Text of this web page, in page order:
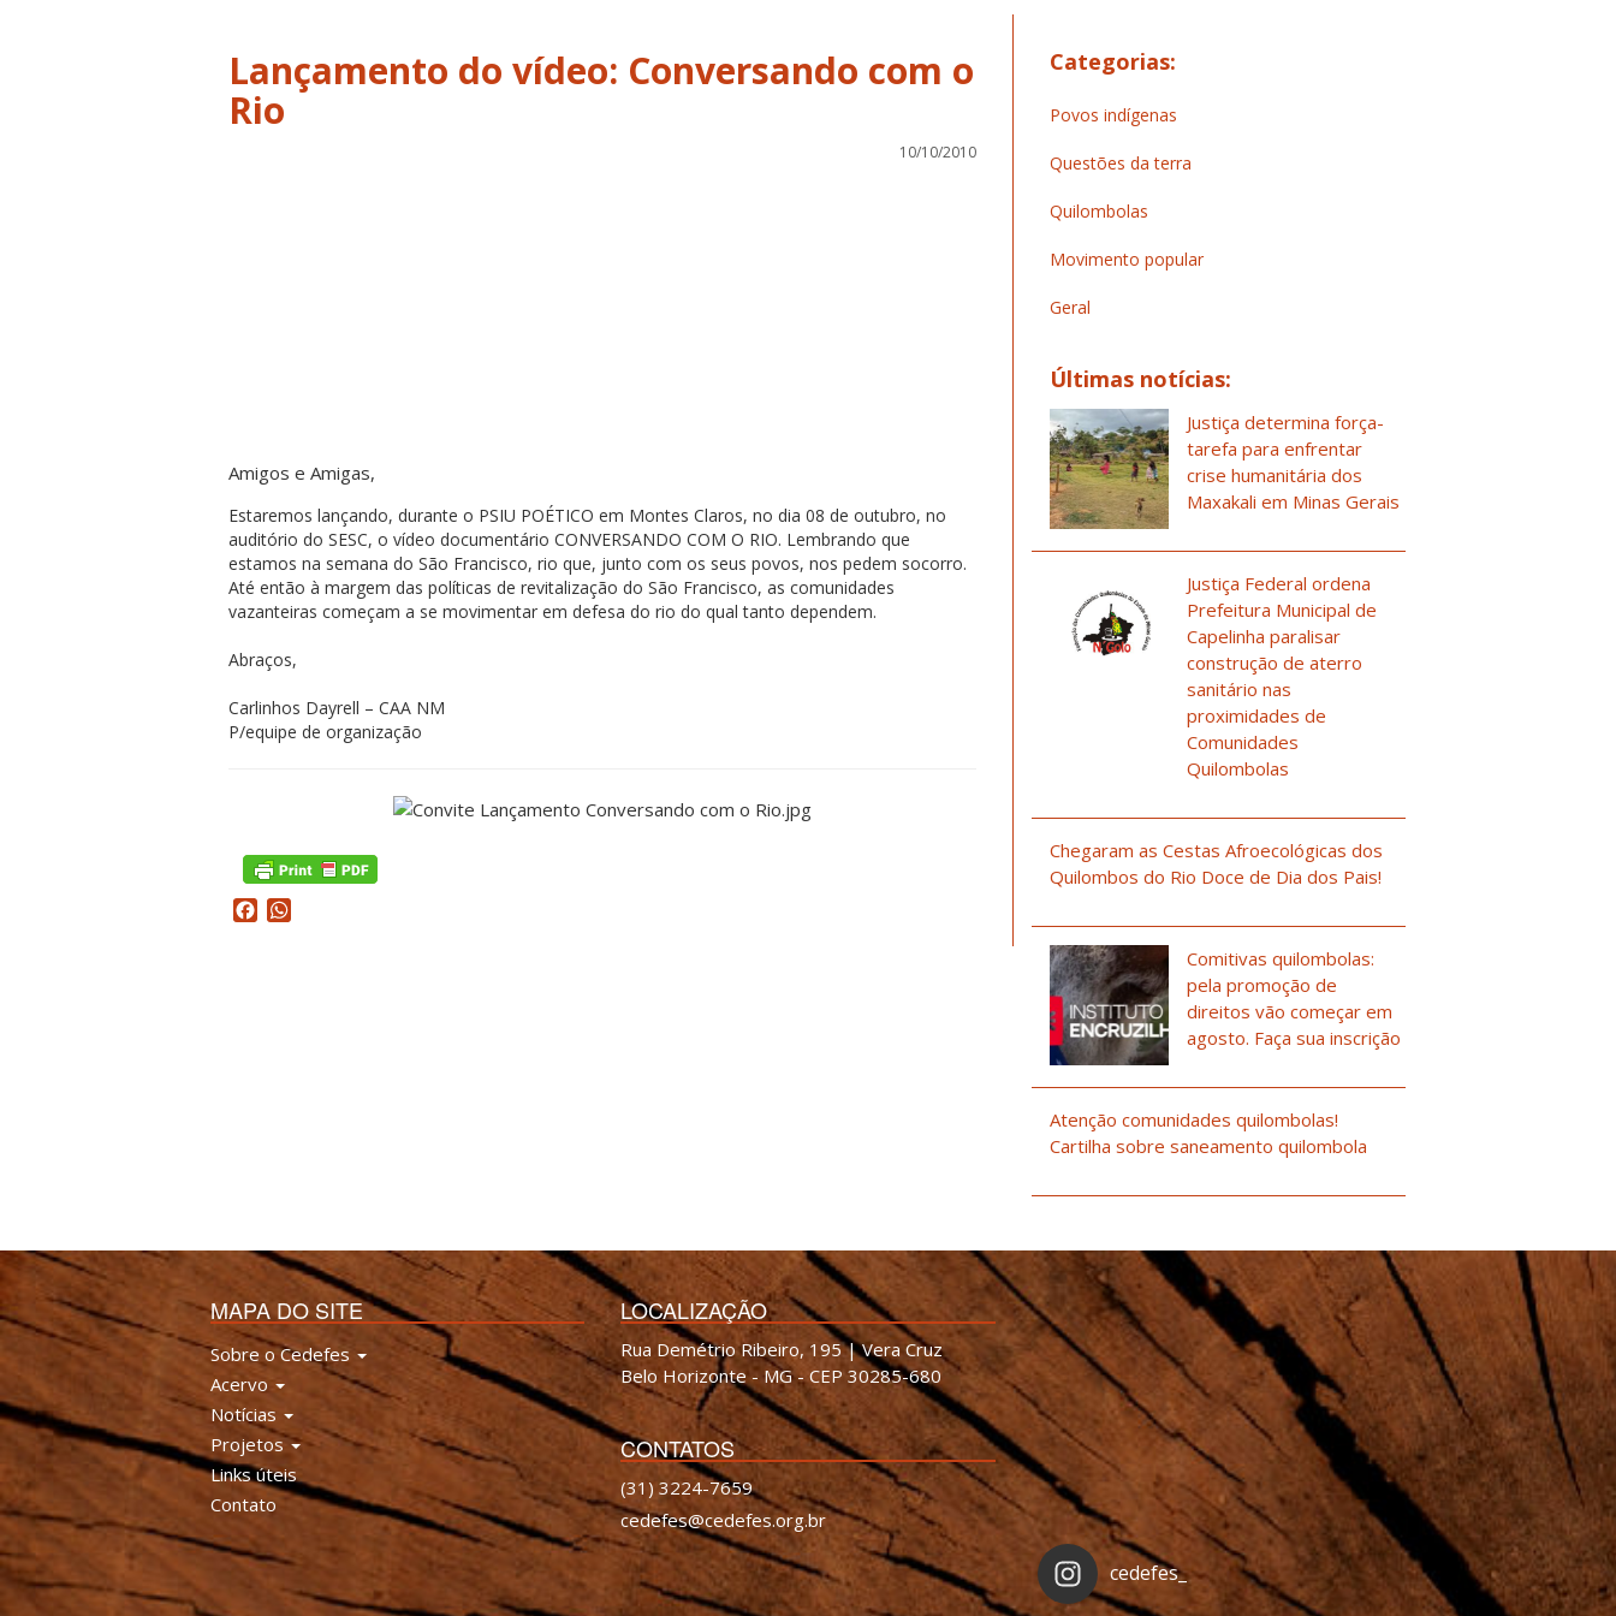
Lançamento do vídeo: Conversando com o
Rio
10/10/2010
Amigos e Amigas,
Estaremos lançando, durante o PSIU POÉTICO em Montes Claros, no dia 08 de outubro, no
auditório do SESC, o vídeo documentário CONVERSANDO COM O RIO. Lembrando que
estamos na semana do São Francisco, rio que, junto com os seus povos, nos pedem socorro.
Até então à margem das políticas de revitalização do São Francisco, as comunidades
vazanteiras começam a se movimentar em defesa do rio do qual tanto dependem.
Abraços,
Carlinhos Dayrell – CAA NM
P/equipe de organização
Facebook
Categorias:
Povos indígenas
Questões da terra
Quilombolas
Movimento popular
Geral
Últimas notícias:
Justiça determina força-
tarefa para enfrentar
crise humanitária dos
Maxakali em Minas Gerais
Justiça Federal ordena
Prefeitura Municipal de
Capelinha paralisar
construção de aterro
sanitário nas
proximidades de
Comunidades
Quilombolas
Chegaram as Cestas Afroecológicas dos
Quilombos do Rio Doce de Dia dos Pais!
Comitivas quilombolas:
pela promoção de
direitos vão começar em
agosto. Faça sua inscrição
Atenção comunidades quilombolas!
Cartilha sobre saneamento quilombola
MAPA DO SITE
Sobre o Cedefes
Acervo
Notícias
Projetos
Links úteis
Contato
LOCALIZAÇÃO
Rua Demétrio Ribeiro, 195 | Vera Cruz
Belo Horizonte - MG - CEP 30285-680
CONTATOS
(31) 3224-7659
cedefes@cedefes.org.br
cedefes_